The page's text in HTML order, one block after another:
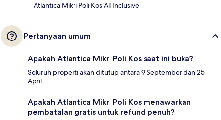
Atlantica Mikri Poli Kos All Inclusive
Pertanyaan umum
Apakah Atlantica Mikri Poli Kos saat ini buka?
Seluruh properti akan ditutup antara 9 September dan 25
April.
Apakah Atlantica Mikri Poli Kos menawarkan
pembatalan gratis untuk refund penuh?